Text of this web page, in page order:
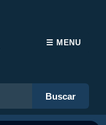
Buscar
☰ MENU